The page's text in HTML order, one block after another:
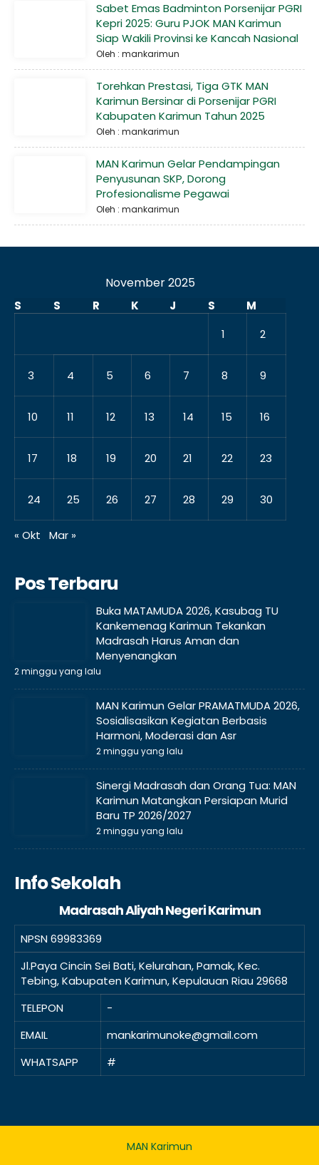
Sabet Emas Badminton Porsenijar PGRI
Kepri 2025: Guru PJOK MAN Karimun
Siap Wakili Provinsi ke Kancah Nasional
Oleh : mankarimun
Torehkan Prestasi, Tiga GTK MAN
Karimun Bersinar di Porsenijar PGRI
Kabupaten Karimun Tahun 2025
Oleh : mankarimun
MAN Karimun Gelar Pendampingan
Penyusunan SKP, Dorong
Profesionalisme Pegawai
Oleh : mankarimun
November 2025
S S R K J S
M
1
2
3 4 5 6 7 8 9
10 11 12 13 14 15 16
17 18 19 20 21 22 23
24 25 26 27 28 29 30
« Okt Mar »
Pos Terbaru
Buka MATAMUDA 2026, Kasubag TU
Kankemenag Karimun Tekankan
Madrasah Harus Aman dan
Menyenangkan
2 minggu yang lalu
MAN Karimun Gelar PRAMATMUDA 2026,
Sosialisasikan Kegiatan Berbasis
Harmoni, Moderasi dan Asr
2 minggu yang lalu
Sinergi Madrasah dan Orang Tua: MAN
Karimun Matangkan Persiapan Murid
Baru TP 2026/2027
2 minggu yang lalu
Info Sekolah
Madrasah Aliyah Negeri Karimun
NPSN69983369
Jl.Paya Cincin Sei Bati, Kelurahan, Pamak, Kec.
Tebing, Kabupaten Karimun, Kepulauan Riau 29668
TELEPON
-
EMAIL
mankarimunoke@gmail.com
WHATSAPP
#
MAN Karimun